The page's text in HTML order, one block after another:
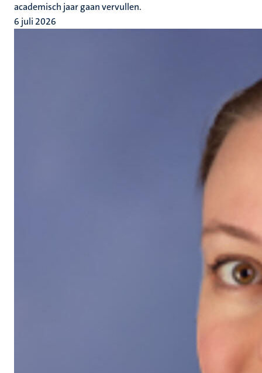
academisch jaar gaan vervullen.
6 juli 2026